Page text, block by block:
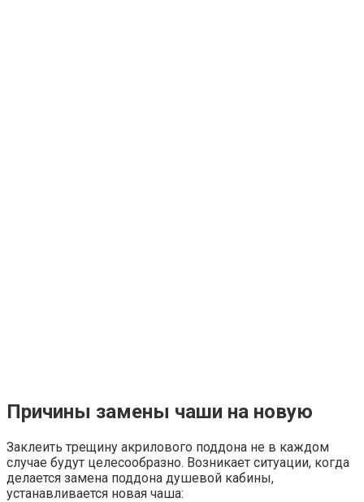
Причины замены чаши на новую
Заклеить трещину акрилового поддона не в каждом
случае будут целесообразно. Возникает ситуации, когда
делается замена поддона душевой кабины,
устанавливается новая чаша: